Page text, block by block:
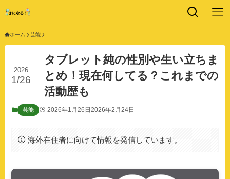
ホーム 芸能
タブレット純の性別や生い立ちま
とめ！現在何してる？これまでの
活動歴も
2026
1/26
芸能 2026年1月26日2026年2月24日
海外在住者に向けて情報を発信しています。